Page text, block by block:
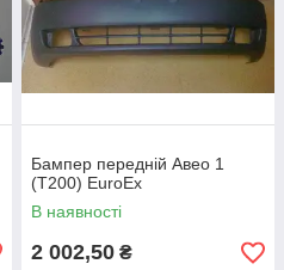
Бампер передній Авео 1
(Т200) EuroEx
В наявності
2 002,50 ₴